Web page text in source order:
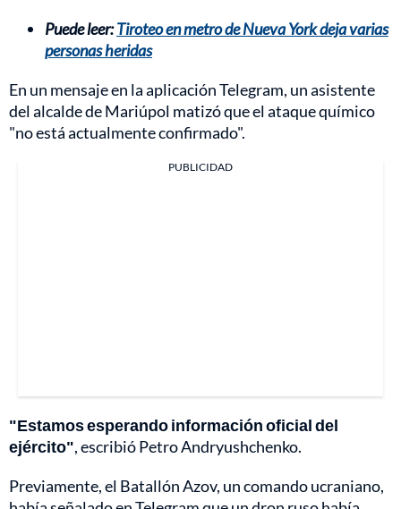
Puede leer:Tiroteo en metro de Nueva York deja varias
personas heridas
En un mensaje en la aplicación Telegram, un asistente
del alcalde de Mariúpol matizó que el ataque químico
"no está actualmente confirmado".
PUBLICIDAD
"Estamos esperando información oficial del
ejército", escribió Petro Andryushchenko.
Previamente, el Batallón Azov, un comando ucraniano,